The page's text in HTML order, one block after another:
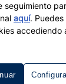
aquí.
accediendo